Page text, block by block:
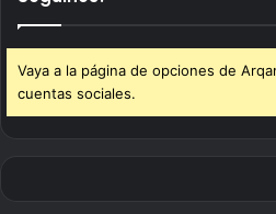
Vaya a la página de opciones de
cuentas sociales.